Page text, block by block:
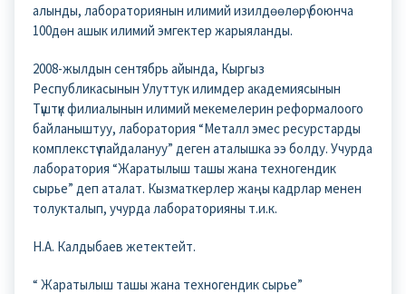
алынды, лабораториянын илимий изилдөөлөрү боюнча
100дөн ашык илимий эмгектер жарыяланды.
2008-жылдын сентябрь айында, Кыргыз
Республикасынын Улуттук илимдер академиясынын
Түштүк филиалынын илимий мекемелерин реформалоого
байланыштуу, лаборатория “Металл эмес ресурстарды
комплекстүү пайдалануу” деген аталышка ээ болду. Учурда
лаборатория “Жаратылыш ташы жана техногендик
сырье” деп аталат. Кызматкерлер жаңы кадрлар менен
толукталып, учурда лабораторияны т.и.к.
Н.А. Калдыбаев жетектейт.
“ Жаратылыш ташы жана техногендик сырье”